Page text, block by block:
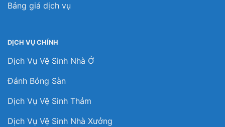
Bảng giá dịch vụ
DỊCH VỤ CHÍNH
Dịch Vụ Vệ Sinh Nhà Ở
Đánh Bóng Sàn
Dịch Vụ Vệ Sinh Thảm
Dịch Vụ Vệ Sinh Nhà Xưởng